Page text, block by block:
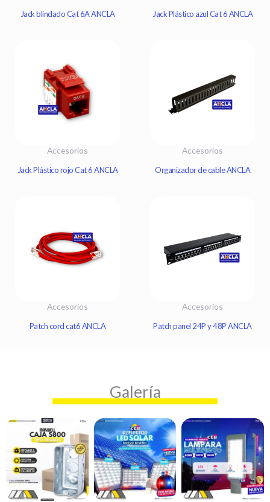
Jack blindado Cat 6A ANCLA Jack Plástico azul Cat 6 ANCLA
Accesorios
Jack Plástico rojo Cat 6 ANCLA
Accesorios
Organizador de cable ANCLA
Accesorios
Patch cord cat6 ANCLA
Accesorios
Patch panel 24P y 48P ANCLA
Galería